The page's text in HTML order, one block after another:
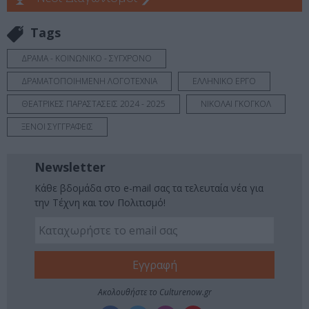
Tags
ΔΡΑΜΑ - ΚΟΙΝΩΝΙΚΟ - ΣΥΓΧΡΟΝΟ
ΔΡΑΜΑΤΟΠΟΙΗΜΕΝΗ ΛΟΓΟΤΕΧΝΙΑ
ΕΛΛΗΝΙΚΟ ΕΡΓΟ
ΘΕΑΤΡΙΚΕΣ ΠΑΡΑΣΤΑΣΕΙΣ 2024 - 2025
ΝΙΚΟΛΑΙ ΓΚΟΓΚΟΛ
ΞΕΝΟΙ ΣΥΓΓΡΑΦΕΙΣ
Newsletter
Κάθε βδομάδα στο e-mail σας τα τελευταία νέα για
την Τέχνη και τον Πολιτισμό!
Ακολουθήστε το Culturenow.gr